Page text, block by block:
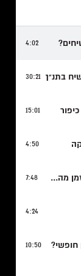
4:02
בתנ"ך 30:21
15:01
4:50
מה... 7:48
4:24
חופשי? 10:50